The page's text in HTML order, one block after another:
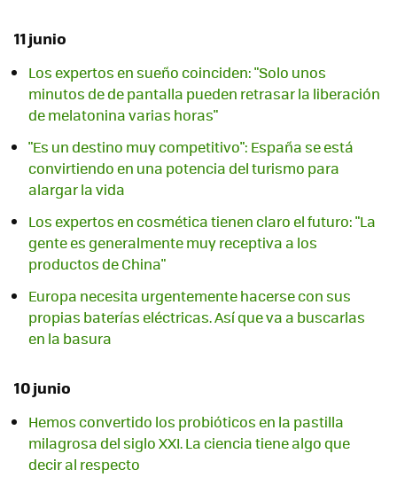
11 junio
Los expertos en sueño coinciden: "Solo unos
minutos de de pantalla pueden retrasar la liberación
de melatonina varias horas"
"Es un destino muy competitivo": España se está
convirtiendo en una potencia del turismo para
alargar la vida
Los expertos en cosmética tienen claro el futuro: "La
gente es generalmente muy receptiva a los
productos de China"
Europa necesita urgentemente hacerse con sus
propias baterías eléctricas. Así que va a buscarlas
en la basura
10 junio
Hemos convertido los probióticos en la pastilla
milagrosa del siglo XXI. La ciencia tiene algo que
decir al respecto